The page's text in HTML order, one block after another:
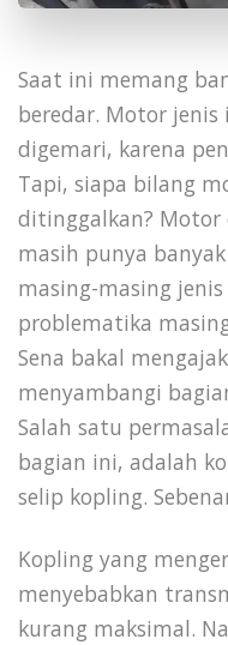
Saat ini memang
beredar. Motor
digemari, karena
Tapi, siapa bilang
ditinggalkan?
masih punya
masing-masing
problematika
Sena bakal
menyambangi
Salah satu
bagian ini, adalah
selip kopling.
Kopling yang
menyebabkan
kurang maksimal.